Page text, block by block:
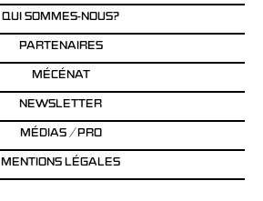
QUI SOMMES-NOUS?
PARTENAIRES
MÉCÉNAT
NEWSLETTER
MÉDIAS / PRO
MENTIONS LÉGALES